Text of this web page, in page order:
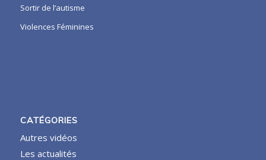
Sortir de l’autisme
Violences Féminines
CATÉGORIES
Autres vidéos
Les actualités